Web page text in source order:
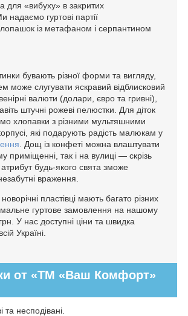
для «вибуху» в закритих
надаємо гуртові партії
із метафаном і серпантином
бувають різної форми та вигляду,
може слугувати яскравий відблисковий
валюти (долари, євро та гривні),
штучні рожеві пелюстки. Для діток
хлопавки з різними мультяшними
які подарують радість малюкам у
. Дощ із конфеті можна влаштувати
приміщенні, так і на вулиці — скрізь
будь-якого свята зможе
враження.
пластівці мають багато різних
гуртове замовлення на нашому
У нас доступні ціни та швидка
Україні.
от «ТМ «Ваш Комфорт»
несподівані.